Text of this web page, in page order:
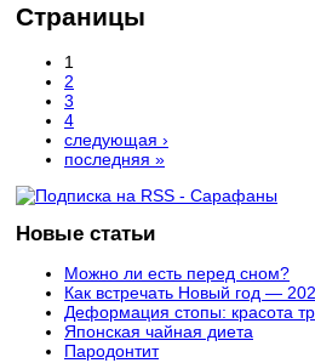
Страницы
1
2
3
4
следующая ›
последняя »
Новые статьи
Можно ли есть перед сном?
Как встречать Новый год —
Деформация стопы: красота
Японская чайная диета
Пародонтит